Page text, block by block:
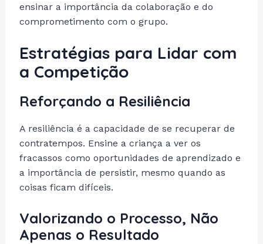
ensinar a importância da colaboração e do
comprometimento com o grupo.
Estratégias para Lidar com
a Competição
Reforçando a Resiliência
A resiliência é a capacidade de se recuperar de
contratempos. Ensine a criança a ver os
fracassos como oportunidades de aprendizado e
a importância de persistir, mesmo quando as
coisas ficam difíceis.
Valorizando o Processo, Não
Apenas o Resultado